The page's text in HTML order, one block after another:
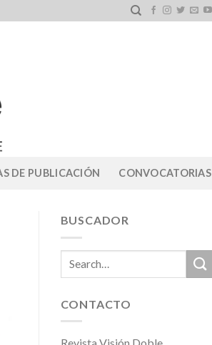
DE PUBLICACIÓN CONVOCATORIAS
BUSCADOR
CONTACTO